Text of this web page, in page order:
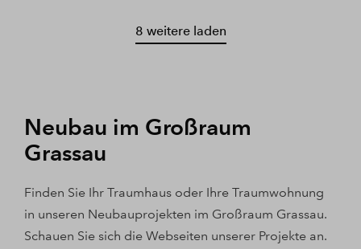
8 weitere laden
Neubau im Großraum
Grassau
Finden Sie Ihr Traumhaus oder Ihre Traumwohnung
in unseren Neubauprojekten im Großraum Grassau.
Schauen Sie sich die Webseiten unserer Projekte an.